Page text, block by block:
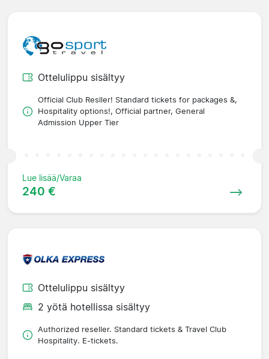
Ottelulippu sisältyy
Official Club Resller! Standard tickets for packages &,
Hospitality options!, Official partner, General
Admission Upper Tier
Lue lisää/Varaa
240 €
Ottelulippu sisältyy
2 yötä hotellissa sisältyy
Authorized reseller. Standard tickets & Travel Club
Hospitality. E-tickets.